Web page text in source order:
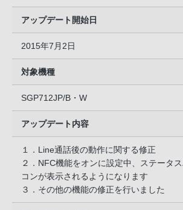
アップデート開始日
2015年7月2日
対象機種
SGP712JP/B・W
アップデート内容
１．Line通話後の動作に関する修正
２．NFC機能をオンに設定中、ステータ
コンが表示されるようになります
３．その他の機能の修正を行いました